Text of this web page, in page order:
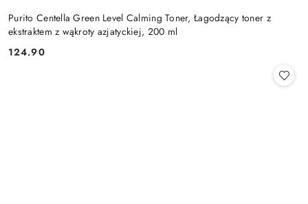
Purito Centella Green Level Calming Toner, Łagodzący toner z
ekstraktem z wąkroty azjatyckiej, 200 ml
Cena:
124.90